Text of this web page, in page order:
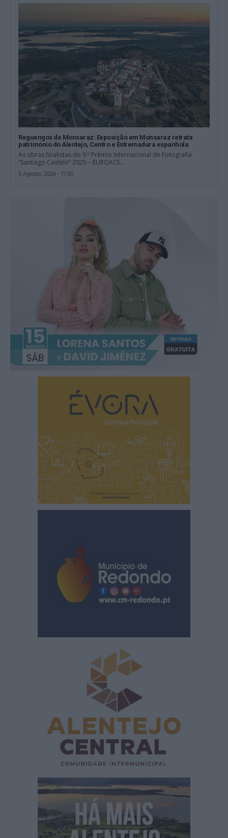
Reguengos de Monsaraz: Exposição em Monsaraz retrata
património do Alentejo, Centro e Estremadura espanhola
As obras finalistas do 9.º Prémio Internacional de Fotografia
“Santiago Castelo” 2025 – EUROACE...
5 Agosto, 2026 - 17:00